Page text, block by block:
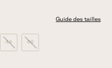
Guide des tailles
44 46